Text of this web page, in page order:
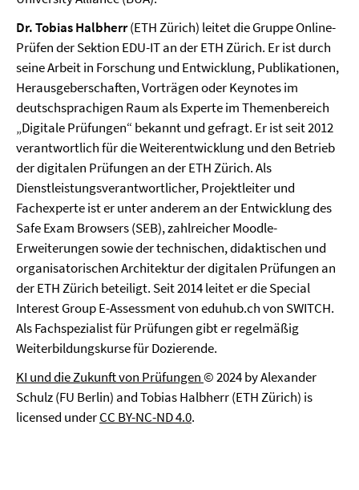
Dr. Tobias Halbherr(ETH Zürich) leitet die Gruppe Online-
Prüfen der Sektion EDU-IT an der ETH Zürich. Er ist durch
seine Arbeit in Forschung und Entwicklung, Publikationen,
Herausgeberschaften, Vorträgen oder Keynotes im
deutschsprachigen Raum als Experte im Themenbereich
„Digitale Prüfungen“ bekannt und gefragt. Er ist seit 2012
verantwortlich für die Weiterentwicklung und den Betrieb
der digitalen Prüfungen an der ETH Zürich. Als
Dienstleistungsverantwortlicher, Projektleiter und
Fachexperte ist er unter anderem an der Entwicklung des
Safe Exam Browsers (SEB), zahlreicher Moodle-
Erweiterungen sowie der technischen, didaktischen und
organisatorischen Architektur der digitalen Prüfungen an
der ETH Zürich beteiligt. Seit 2014 leitet er die Special
Interest Group E-Assessment von eduhub.ch von SWITCH.
Als Fachspezialist für Prüfungen gibt er regelmäßig
Weiterbildungskurse für Dozierende.
KI und die Zukunft von Prüfungen© 2024 by Alexander
Schulz (FU Berlin) and Tobias Halbherr (ETH Zürich) is
licensed underCC BY-NC-ND 4.0.